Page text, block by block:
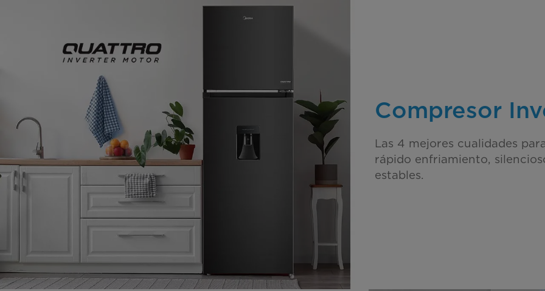
Compresor
Las 4 mejores cualidades
rápido enfriamiento,
estables.